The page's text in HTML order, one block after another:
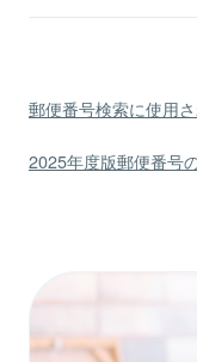
郵便番号検索に使用
2025年度版郵便番号